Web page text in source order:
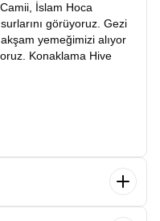
İslam Hoca
görüyoruz. Gezi
yemeğimizi alıyor
Konaklama Hive